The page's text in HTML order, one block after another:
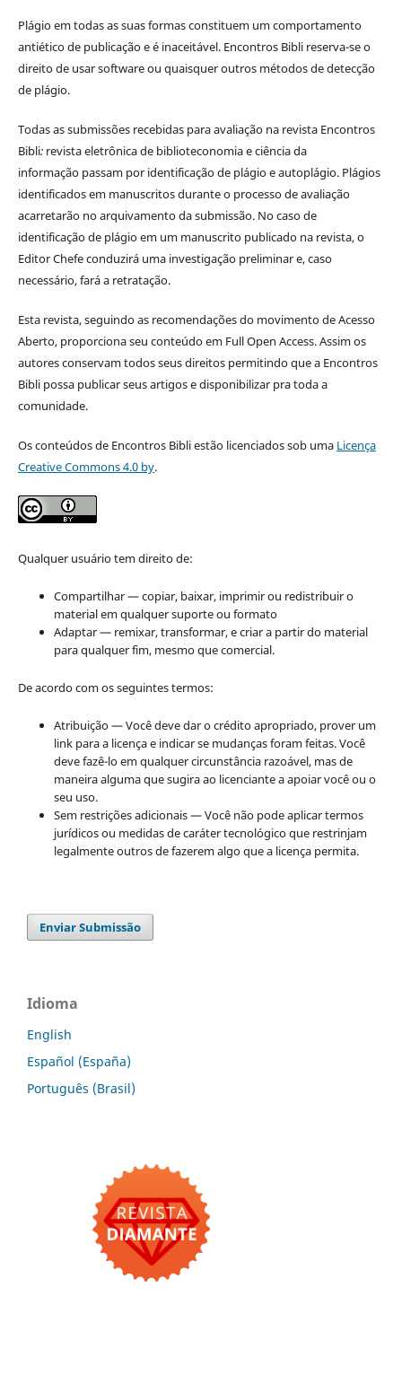
Plágio em todas as suas formas constituem um comportamento
antiético de publicação e é inaceitável. Encontros Bibli reserva-se o
direito de usar software ou quaisquer outros métodos de detecção
de plágio.
Todas as submissões recebidas para avaliação na revista Encontros
Bibli: revista eletrônica de biblioteconomia e ciência da
informaçãopassam por identificação de plágio e autoplágio. Plágios
identificados em manuscritos durante o processo de avaliação
acarretarão no arquivamento da submissão. No caso de
identificação de plágio em um manuscrito publicado na revista, o
Editor Chefe conduzirá uma investigação preliminar e, caso
necessário, fará a retratação.
Esta revista, seguindo as recomendações do movimento de Acesso
Aberto, proporciona seu conteúdo em Full Open Access. Assim os
autores conservam todos seus direitos permitindo que a Encontros
Bibli possa publicar seus artigos e disponibilizar pra toda a
comunidade.
Os conteúdos de Encontros Bibli estão licenciados sob uma Licença
Creative Commons 4.0 by.
Qualquer usuário tem direito de:
Compartilhar — copiar, baixar, imprimir ou redistribuir o
material em qualquer suporte ou formato
Adaptar — remixar, transformar, e criar a partir do material
para qualquer fim, mesmo que comercial.
De acordo com os seguintes termos:
Atribuição — Você deve dar o crédito apropriado, prover um
link para a licença e indicar se mudanças foram feitas. Você
deve fazê-lo em qualquer circunstância razoável, mas de
maneira alguma que sugira ao licenciante a apoiar você ou o
seu uso.
Sem restrições adicionais — Você não pode aplicar termos
jurídicos ou medidas de caráter tecnológico que restrinjam
legalmente outros de fazerem algo que a licença permita.
Enviar Submissão
Idioma
English
Español (España)
Português (Brasil)